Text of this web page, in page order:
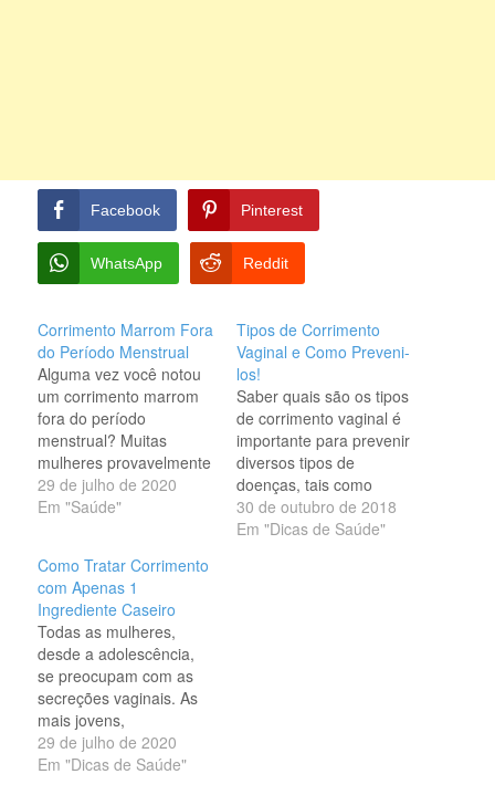
Facebook Pinterest
WhatsApp Reddit
Corrimento Marrom Fora
do Período Menstrual
Alguma vez você notou
um corrimento marrom
fora do período
menstrual? Muitas
mulheres provavelmente
se depararam com esse
fenômeno. Felizmente,
isso. Na maioria dos
casos, existem
explicações bastante
razoáveis ​​para esse
aspecto! A melhor arma
neste assunto é o
conhecimento. Quando
o corrimento…
29 de julho de 2020
Em "Saúde"
Tipos de Corrimento
Vaginal e Como Preveni-
los!
Saber quais são os tipos
de corrimento vaginal é
importante para prevenir
diversos tipos de
doenças, tais como
infecções vaginais. O
Corrimento vaginal é o
30 de outubro de 2018
Em "Dicas de Saúde"
Como Tratar Corrimento
com Apenas 1
Ingrediente Caseiro
Todas as mulheres,
desde a adolescência,
se preocupam com as
secreções vaginais. As
mais jovens,
principalmente, ficam
envergonhadas e com
29 de julho de 2020
Em "Dicas de Saúde"